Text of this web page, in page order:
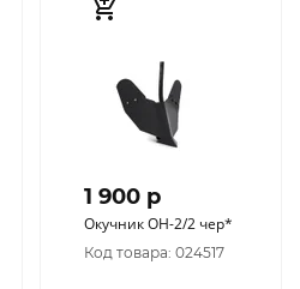
1 900 p
Окучник ОН-2/2 чер*
Код товара: 024517